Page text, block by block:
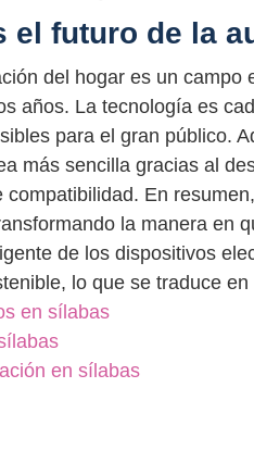
el futuro de la
del hogar es un
años. La tecnología es
para el gran público.
más sencilla gracias al
compatibilidad. En
la manera en
de los dispositivos
lo que se traduce
en sílabas
en sílabas